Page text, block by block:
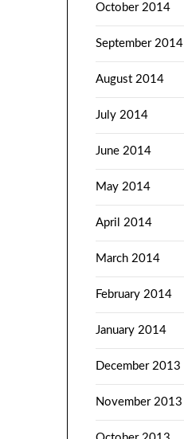
October 2014
September 2014
August 2014
July 2014
June 2014
May 2014
April 2014
March 2014
February 2014
January 2014
December 2013
November 2013